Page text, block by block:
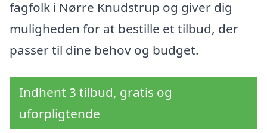
fagfolk i Nørre Knudstrup og giver dig
muligheden for at bestille et tilbud, der
passer til dine behov og budget.
Indhent 3 tilbud, gratis og
uforpligtende